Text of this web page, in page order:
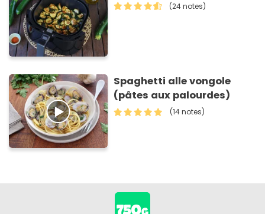
(24 notes)
Spaghetti alle vongole
(pâtes aux palourdes)
(14 notes)